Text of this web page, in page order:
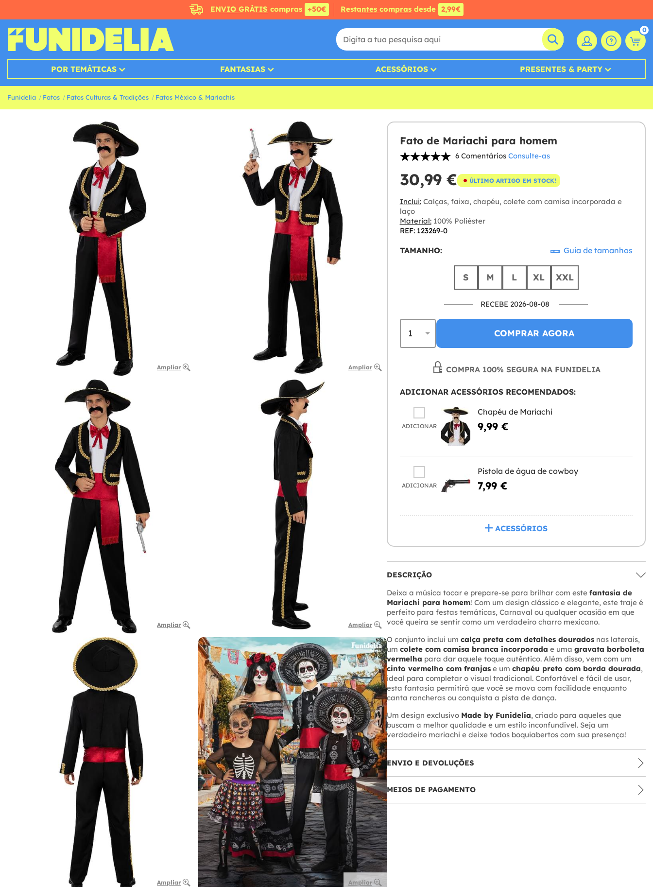
ENVIO GRÁTIS compras +50€ Restantes compras desde 2,99€
0
POR TEMÁTICAS FANTASIAS ACESSÓRIOS PRESENTES & PARTY
Funidelia Fatos Fatos Culturas & Tradições Fatos México & Mariachis
Ampliar Ampliar
Ampliar Ampliar
Ampliar Ampliar
Fato de Mariachi para homem
6 Comentários Consulte-as
30,99 € ÚLTIMO ARTIGO EM STOCK!
Inclui:Calças, faixa, chapéu, colete com camisa incorporada e
laço
Material:100% Poliéster
REF: 123269-0
TAMANHO: Guia de tamanhos
S M L XL XXL
RECEBE 2026-08-08
COMPRAR AGORA
COMPRA 100% SEGURA NA FUNIDELIA
ADICIONAR ACESSÓRIOS RECOMENDADOS:
ADICIONAR
Chapéu de Mariachi
9,99 €
ADICIONAR
Pistola de água de cowboy
7,99 €
ACESSÓRIOS
DESCRIÇÃO
Deixa a música tocar e prepare-se para brilhar com este fantasia de
Mariachi para homem! Com um design clássico e elegante, este traje é
perfeito para festas temáticas, Carnaval ou qualquer ocasião em que
você queira se sentir como um verdadeiro charro mexicano.
O conjunto inclui um calça preta com detalhes douradosnas laterais,
um colete com camisa branca incorporada e uma gravata borboleta
vermelha para dar aquele toque autêntico. Além disso, vem com um
cinto vermelho com franjase um chapéu preto com borda dourada,
ideal para completar o visual tradicional. Confortável e fácil de usar,
esta fantasia permitirá que você se mova com facilidade enquanto
canta rancheras ou conquista a pista de dança.
Um design exclusivo Made by Funidelia, criado para aqueles que
buscam a melhor qualidade e um estilo inconfundível. Seja um
verdadeiro mariachi e deixe todos boquiabertos com sua presença!
ENVIO E DEVOLUÇÕES
MEIOS DE PAGAMENTO